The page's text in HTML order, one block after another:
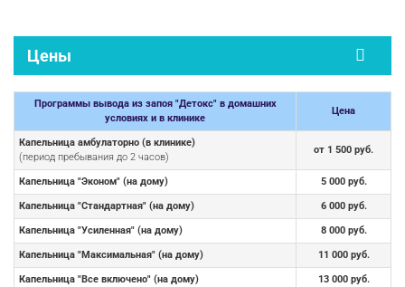
Цены
Программы вывода из запоя "Детокс" в домашних
условиях и в клинике
Цена
Капельница амбулаторно (в клинике)
(период пребывания до 2 часов)
от 1 500 руб.
Капельница "Эконом" (на дому) 5 000 руб.
Капельница "Стандартная" (на дому) 6 000 руб.
Капельница "Усиленная" (на дому) 8 000 руб.
Капельница "Максимальная" (на дому) 11 000 руб.
Капельница "Все включено" (на дому) 13 000 руб.